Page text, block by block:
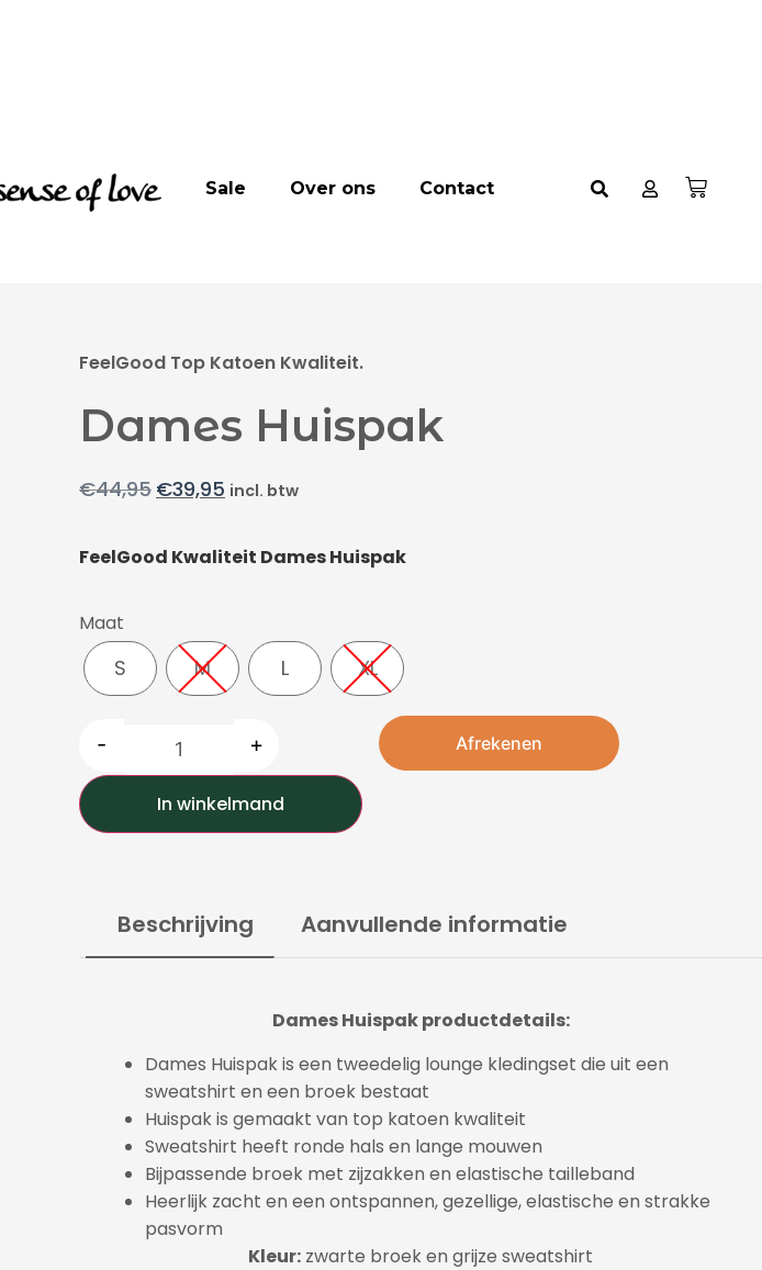
Sale Over ons Contact
FeelGood Top Katoen Kwaliteit.
Dames Huispak
€44,95 €39,95 incl. btw
FeelGood Kwaliteit Dames Huispak
Maat
S M L XL
- +
In winkelmand
Afrekenen
Beschrijving Aanvullende informatie
Dames Huispak productdetails:
Dames Huispak is een tweedelig lounge kledingset die uit een
sweatshirt en een broek bestaat
Huispak is gemaakt van top katoen kwaliteit
Sweatshirt heeft ronde hals en lange mouwen
Bijpassende broek met zijzakken en elastische tailleband
Heerlijk zacht en een ontspannen, gezellige, elastische en strakke
pasvorm
Kleur: zwarte broek en grijze sweatshirt